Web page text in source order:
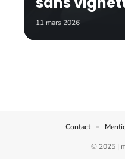
11 mars 2026
© 2025 |
Contact